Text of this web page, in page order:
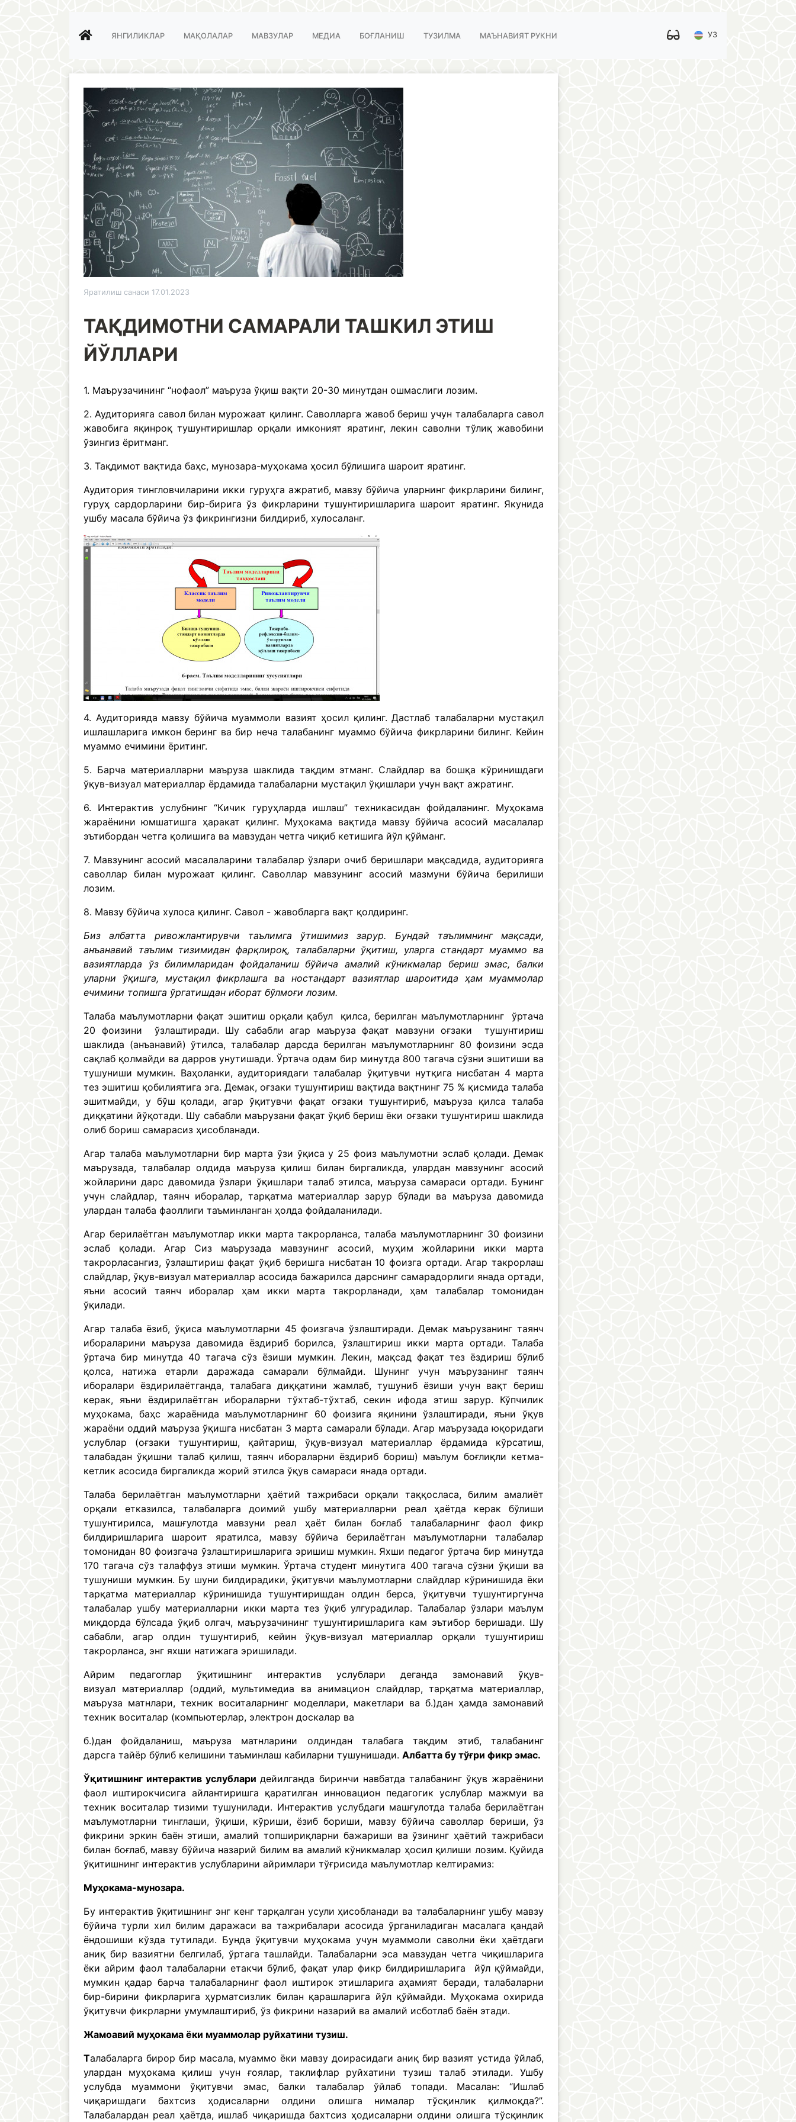
УЗ
ЯНГИЛИКЛАР МАҚОЛАЛАР МАВЗУЛАР МЕДИА БОҒЛАНИШ ТУЗИЛМА МАЪНАВИЯТ РУКНИ
Яратилиш санаси 17.01.2023
ТАҚДИМОТНИ САМАРАЛИ ТАШКИЛ ЭТИШ
ЙЎЛЛАРИ
1. Маърузачининг “нофаол” маъруза ўқиш вақти 20-30 минутдан ошмаслиги лозим.
2. Аудиторияга савол билан мурожаат қилинг. Саволларга жавоб бериш учун талабаларга савол
жавобига яқинроқ тушунтиришлар орқали имконият яратинг, лекин саволни тўлиқ жавобини
ўзингиз ёритманг.
3. Тақдимот вақтида баҳс, мунозара-муҳокама ҳосил бўлишига шароит яратинг.
Аудитория тингловчиларини икки гуруҳга ажратиб, мавзу бўйича уларнинг фикрларини билинг,
гуруҳ сардорларини бир-бирига ўз фикрларини тушунтиришларига шароит яратинг. Якунида
ушбу масала бўйича ўз фикрингизни билдириб, хулосаланг.
4. Аудиторияда мавзу бўйича муаммоли вазият ҳосил қилинг. Дастлаб талабаларни мустақил
ишлашларига имкон беринг ва бир неча талабанинг муаммо бўйича фикрларини билинг. Кейин
муаммо ечимини ёритинг.
5. Барча материалларни маъруза шаклида тақдим этманг. Слайдлар ва бошқа кўринишдаги
ўқув-визуал материаллар ёрдамида талабаларни мустақил ўқишлари учун вақт ажратинг.
6. Интерактив услубнинг “Кичик гуруҳларда ишлаш” техникасидан фойдаланинг. Муҳокама
жараёнини юмшатишга ҳаракат қилинг. Муҳокама вақтида мавзу бўйича асосий масалалар
эътибордан четга қолишига ва мавзудан четга чиқиб кетишига йўл қўйманг.
7. Мавзунинг асосий масалаларини талабалар ўзлари очиб беришлари мақсадида, аудиторияга
саволлар билан мурожаат қилинг. Саволлар мавзунинг асосий мазмуни бўйича берилиши
лозим.
8. Мавзу бўйича хулоса қилинг. Савол - жавобларга вақт қолдиринг.
Биз албатта ривожлантирувчи таълимга ўтишимиз зарур. Бундай таълимнинг мақсади,
анъанавий таълим тизимидан фарқлироқ, талабаларни ўқитиш, уларга стандарт муаммо ва
вазиятларда ўз билимларидан фойдаланиш бўйича амалий кўникмалар бериш эмас, балки
уларни ўқишга, мустақил фикрлашга ва ностандарт вазиятлар шароитида ҳам муаммолар
ечимини топишга ўргатишдан иборат бўлмоғи лозим.
Талаба маълумотларни фақат эшитиш орқали қабул қилса, берилган маълумотларнинг ўртача
20 фоизини ўзлаштиради. Шу сабабли агар маъруза фақат мавзуни оғзаки тушунтириш
шаклида (анъанавий) ўтилса, талабалар дарсда берилган маълумотларнинг 80 фоизини эсда
сақлаб қолмайди ва дарров унутишади. Ўртача одам бир минутда 800 тагача сўзни эшитиши ва
тушуниши мумкин. Ваҳоланки, аудиториядаги талабалар ўқитувчи нутқига нисбатан 4 марта
тез эшитиш қобилиятига эга. Демак, оғзаки тушунтириш вақтида вақтнинг 75 % қисмида талаба
эшитмайди, у бўш қолади, агар ўқитувчи фақат оғзаки тушунтириб, маъруза қилса талаба
диққатини йўқотади. Шу сабабли маърузани фақат ўқиб бериш ёки оғзаки тушунтириш шаклида
олиб бориш самарасиз ҳисобланади.
Агар талаба маълумотларни бир марта ўзи ўқиса у 25 фоиз маълумотни эслаб қолади. Демак
маърузада, талабалар олдида маъруза қилиш билан биргаликда, улардан мавзунинг асосий
жойларини дарс давомида ўзлари ўқишлари талаб этилса, маъруза самараси ортади. Бунинг
учун слайдлар, таянч иборалар, тарқатма материаллар зарур бўлади ва маъруза давомида
улардан талаба фаоллиги таъминланган ҳолда фойдаланилади.
Агар берилаётган маълумотлар икки марта такрорланса, талаба маълумотларнинг 30 фоизини
эслаб қолади. Агар Сиз маърузада мавзунинг асосий, муҳим жойларини икки марта
такрорласангиз, ўзлаштириш фақат ўқиб беришга нисбатан 10 фоизга ортади. Агар такрорлаш
слайдлар, ўқув-визуал материаллар асосида бажарилса дарснинг самарадорлиги янада ортади,
яъни асосий таянч иборалар ҳам икки марта такрорланади, ҳам талабалар томонидан
ўқилади.
Агар талаба ёзиб, ўқиса маълумотларни 45 фоизгача ўзлаштиради. Демак маърузанинг таянч
ибораларини маъруза давомида ёздириб борилса, ўзлаштириш икки марта ортади. Талаба
ўртача бир минутда 40 тагача сўз ёзиши мумкин. Лекин, мақсад фақат тез ёздириш бўлиб
қолса, натижа етарли даражада самарали бўлмайди. Шунинг учун маърузанинг таянч
иборалари ёздирилаётганда, талабага диққатини жамлаб, тушуниб ёзиши учун вақт бериш
керак, яъни ёздирилаётган ибораларни тўхтаб-тўхтаб, секин ифода этиш зарур. Кўпчилик
муҳокама, баҳс жараёнида маълумотларнинг 60 фоизига яқинини ўзлаштиради, яъни ўқув
жараёни оддий маъруза ўқишга нисбатан 3 марта самарали бўлади. Агар маърузада юқоридаги
услублар (оғзаки тушунтириш, қайтариш, ўқув-визуал материаллар ёрдамида кўрсатиш,
талабадан ўқишни талаб қилиш, таянч ибораларни ёздириб бориш) маълум боғлиқли кетма-
кетлик асосида биргаликда жорий этилса ўқув самараси янада ортади.
Талаба берилаётган маълумотларни ҳаётий тажрибаси орқали таққосласа, билим амалиёт
орқали етказилса, талабаларга доимий ушбу материалларни реал ҳаётда керак бўлиши
тушунтирилса, машғулотда мавзуни реал ҳаёт билан боғлаб талабаларнинг фаол фикр
билдиришларига шароит яратилса, мавзу бўйича берилаётган маълумотларни талабалар
томонидан 80 фоизгача ўзлаштиришларига эришиш мумкин. Яхши педагог ўртача бир минутда
170 тагача сўз талаффуз этиши мумкин. Ўртача студент минутига 400 тагача сўзни ўқиши ва
тушуниши мумкин. Бу шуни билдирадики, ўқитувчи маълумотларни слайдлар кўринишида ёки
тарқатма материаллар кўринишида тушунтиришдан олдин берса, ўқитувчи тушунтиргунча
талабалар ушбу материалларни икки марта тез ўқиб улгурадилар. Талабалар ўзлари маълум
миқдорда бўлсада ўқиб олгач, маърузачининг тушунтиришларига кам эътибор беришади. Шу
сабабли, агар олдин тушунтириб, кейин ўқув-визуал материаллар орқали тушунтириш
такрорланса, энг яхши натижага эришилади.
Айрим педагоглар ўқитишнинг интерактив услублари деганда замонавий ўқув-
визуал материаллар (оддий, мультимедиа ва анимацион слайдлар, тарқатма материаллар,
маъруза матнлари, техник воситаларнинг моделлари, макетлари ва б.)дан ҳамда замонавий
техник воситалар (компьютерлар, электрон доскалар ва
б.)дан фойдаланиш, маъруза матнларини олдиндан талабага тақдим этиб, талабанинг
дарсга тайёр бўлиб келишини таъминлаш кабиларни тушунишади. Албатта бу тўғри фикр эмас.
Ўқитишнинг интерактив услубларидейилганда биринчи навбатда талабанинг ўқув жараёнини
фаол иштирокчисига айлантиришга қаратилган инновацион педагогик услублар мажмуи ва
техник воситалар тизими тушунилади. Интерактив услубдаги машғулотда талаба берилаётган
маълумотларни тинглаши, ўқиши, кўриши, ёзиб бориши, мавзу бўйича саволлар бериши, ўз
фикрини эркин баён этиши, амалий топшириқларни бажариши ва ўзининг ҳаётий тажрибаси
билан боғлаб, мавзу бўйича назарий билим ва амалий кўникмалар ҳосил қилиши лозим. Қуйида
ўқитишнинг интерактив услубларини айримлари тўғрисида маълумотлар келтирамиз:
Муҳокама-мунозара.
Бу интерактив ўқитишнинг энг кенг тарқалган усули ҳисобланади ва талабаларнинг ушбу мавзу
бўйича турли хил билим даражаси ва тажрибалари асосида ўрганиладиган масалага қандай
ёндошиши кўзда тутилади. Бунда ўқитувчи муҳокама учун муаммоли саволни ёки ҳаётдаги
аниқ бир вазиятни белгилаб, ўртага ташлайди. Талабаларни эса мавзудан четга чиқишларига
ёки айрим фаол талабаларни етакчи бўлиб, фақат улар фикр билдиришларига йўл қўймайди,
мумкин қадар барча талабаларнинг фаол иштирок этишларига аҳамият беради, талабаларни
бир-бирини фикрларига ҳурматсизлик билан қарашларига йўл қўймайди. Муҳокама охирида
ўқитувчи фикрларни умумлаштириб, ўз фикрини назарий ва амалий исботлаб баён этади.
Жамоавий муҳокама ёки муаммолар руйхатини тузиш.
Талабаларга бирор бир масала, муаммо ёки мавзу доирасидаги аниқ бир вазият устида ўйлаб,
улардан муҳокама қилиш учун ғоялар, таклифлар руйхатини тузиш талаб этилади. Ушбу
услубда муаммони ўқитувчи эмас, балки талабалар ўйлаб топади. Масалан: “Ишлаб
чиқаришдаги бахтсиз ҳодисаларни олдини олишга нималар тўсқинлик қилмоқда?”.
Талабалардан реал ҳаётда, ишлаб чиқаришда бахтсиз ҳодисаларни олдини олишга тўсқинлик